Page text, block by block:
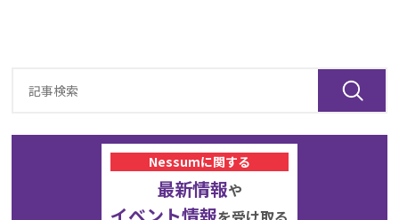
Nessumに関する
最新情報や